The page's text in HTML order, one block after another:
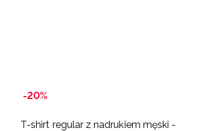
-20%
T-shirt regular z nadrukiem męski -